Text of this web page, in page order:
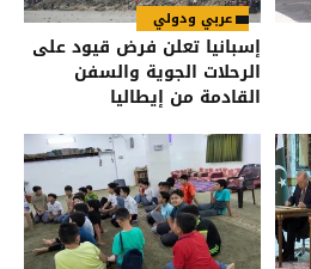
عربي ودولي
إسبانيا تعلن فرض قيود على
الرحلات الجوية والسفن
القادمة من إيطاليا